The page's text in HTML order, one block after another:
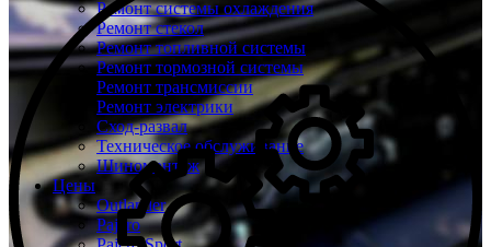
Ремонт системы охлаждения
Ремонт стекол
Ремонт топливной системы
Ремонт тормозной системы
Ремонт трансмиссии
Ремонт электрики
Сход-развал
Техническое обслуживание
Шиномонтаж
Цены
Outlander
Pajero